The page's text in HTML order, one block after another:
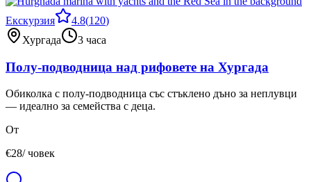
Екскурзия 4.8(120)
Хургада
3 часа
Полу-подводница над рифовете на Хургада
Обиколка с полу-подводница със стъклено дъно за неплувци
— идеално за семейства с деца.
От
€28/ човек